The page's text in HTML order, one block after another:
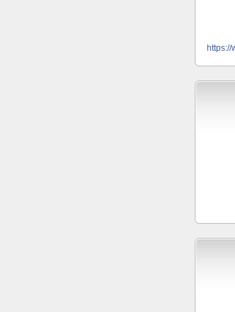
https://